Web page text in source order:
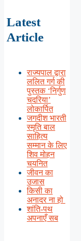
Latest
Article
राज्यपाल द्वारा
ललित गर्ग की
पुस्तक ‘निर्गुण
चदरिया’
लोकार्पित
जगदीश भारती
स्मृति बाल
साहित्य
सम्मान के लिए
शिव मोहन
चयनित
जीवन का
उजास
किसी का
अनादर ना हो
शांति-पथ
अपनाएँ सब